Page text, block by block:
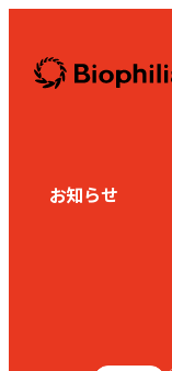
お知らせ
News